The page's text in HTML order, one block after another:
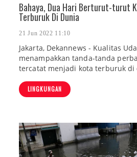
Bahaya, Dua Hari Berturut-turut
Terburuk Di Dunia
21 Jun 2022 11:10
Jakarta, Dekannews - Kualitas
menampakkan tanda-tanda
tercatat menjadi kota terburuk di
LINGKUNGAN